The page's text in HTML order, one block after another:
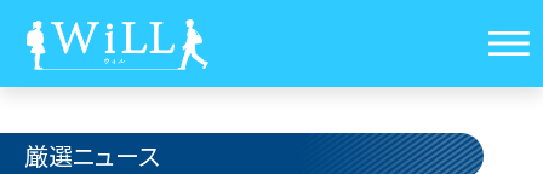
厳選ニュース